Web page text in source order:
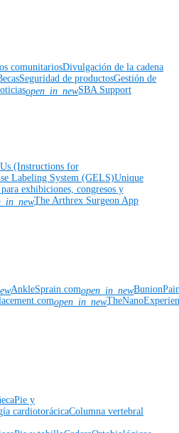
comunitariosDivulgación de la cadena
Seguridad de productosGestión de
open_in_newSBA Support
(Instructions for
Labeling System (GELS)Unique
exhibiciones, congresos y
The Arthrex Surgeon App
AnkleSprain.comopen_in_new
open_in_new
Pie y
cardiotorácicaColumna vertebral